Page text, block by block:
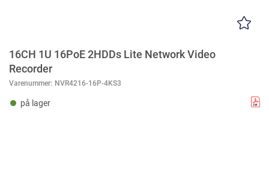
16CH 1U 16PoE 2HDDs Lite Network Video
Recorder
Varenummer: NVR4216-16P-4KS3
på lager